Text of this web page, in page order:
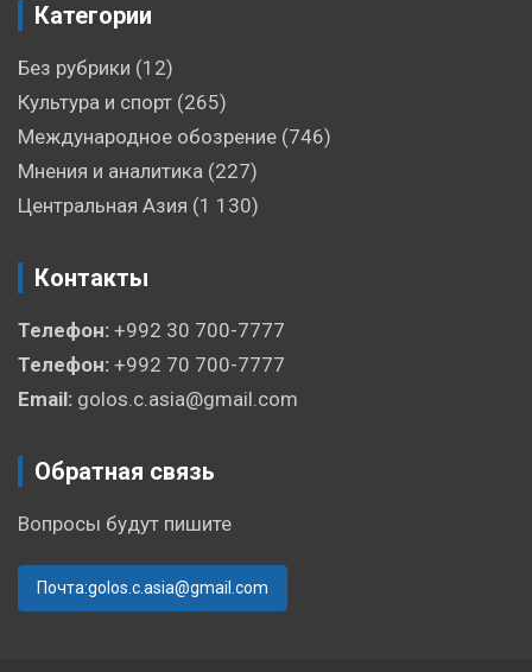
Категории
Без рубрики (12)
Культура и спорт (265)
Международное обозрение (746)
Мнения и аналитика (227)
Центральная Азия (1 130)
Контакты
Телефон: +992 30 700-7777
Телефон: +992 70 700-7777
Email: golos.c.asia@gmail.com
Обратная связь
Вопросы будут пишите
Почта:golos.c.asia@gmail.com